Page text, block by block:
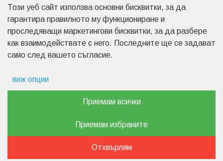
бул. "Цариградско шосе" 23
бул. "Менделеев" 17
бул. "Христо Ботев" 2
бул. "Пещерско шосе" 7
бул. "Найчо Цанов" 3
Всички права са запазени.
Изработка на сайт
Този уеб сайт използва основни бисквитки, за да
гарантира правилното му функциониране и
проследяващи маркетингови бисквитки, за да разбере
как взаимодействате с него. Последните ще се задават
само след вашето съгласие.
виж опции
Препочитания за реклами
Данни за потребление
Приемам всички
Приемам избраните
Отхвърлям